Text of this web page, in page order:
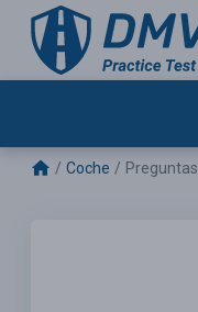
Coche Preguntas